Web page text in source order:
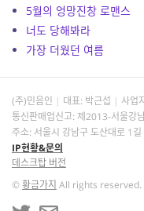
5월의 엉망진창 로맨스
너도 당해봐라
가장 더웠던 여름
(주)민음인 대표: 박근섭 사업
통신판매업신고: 제2013-서울강
주소: 서울시 강남구 도산대로 1
IP현황&문의
데스크탑 버전
©황금가지 All rights reserved.